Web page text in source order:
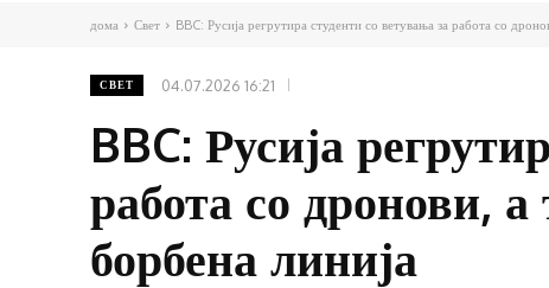
дома Свет BBC: Русија регрутира студенти со ветувања за работа со
СВЕТ 04.07.2026 16:21
BBC: Русија
работа со дронови,
борбена линија